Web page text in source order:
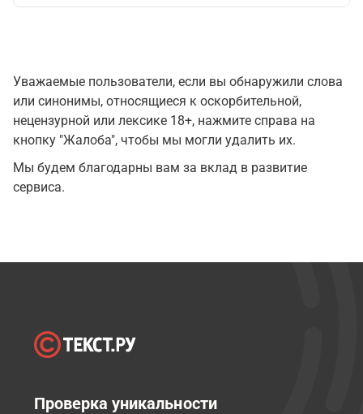
Уважаемые пользователи, если вы обнаружили слова
или синонимы, относящиеся к оскорбительной,
нецензурной или лексике 18+, нажмите справа на
кнопку "Жалоба", чтобы мы могли удалить их.
Мы будем благодарны вам за вклад в развитие
сервиса.
Проверка уникальности